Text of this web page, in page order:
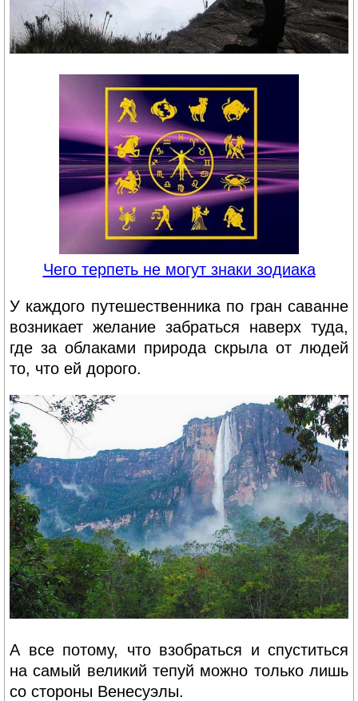
Чего терпеть не могут знаки зодиака
У каждого путешественника по гран саванне
возникает желание забраться наверх туда,
где за облаками природа скрыла от людей
то, что ей дорого.
А все потому, что взобраться и спуститься
на самый великий тепуй можно только лишь
со стороны Венесуэлы.